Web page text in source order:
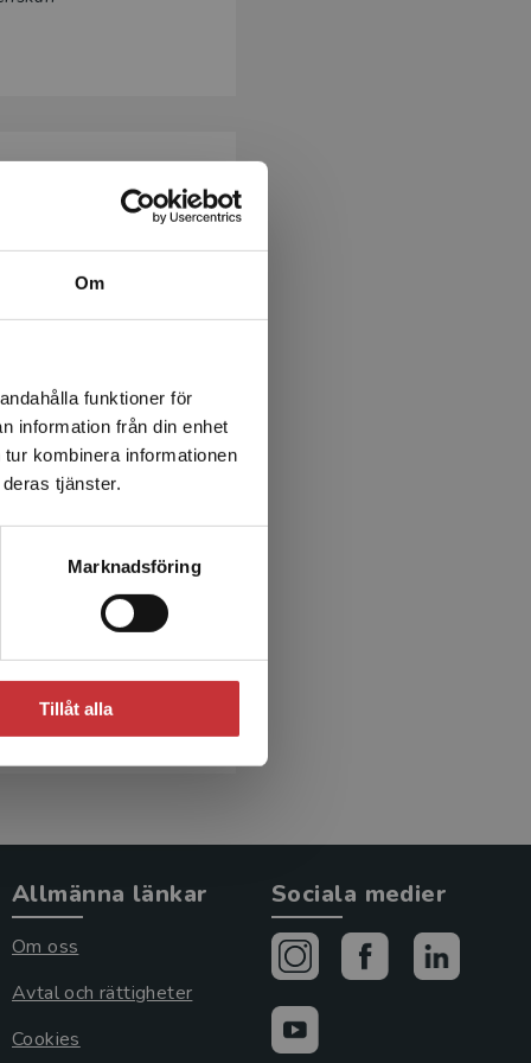
Om
funktioner för
information från din enhet
kombinera informationen
tjänster.
Marknadsföring
Tillåt alla
Det är lätt att låta
med uppgifter och
När man startar en
en gemensam text
skrivning eller
med kapitlet och
Allmänna länkar
Om oss
Avtal och rättigheter
Cookies
Sociala medier